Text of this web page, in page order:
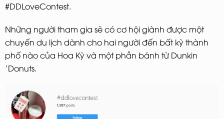
#DDLoveContest.
Những người tham gia sẽ có cơ hội giành được một
chuyến du lịch dành cho hai người đến bất kỳ thành
phố nào của Hoa Kỳ và một phần bánh từ Dunkin
’Donuts.